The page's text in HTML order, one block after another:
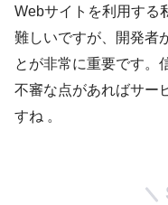
Webサイトを利用する
難しいですが、開発者
とが非常に重要です。
不審な点があればサー
すね 。